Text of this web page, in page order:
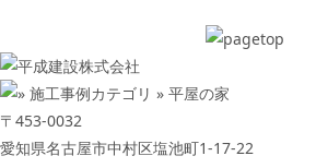
〒453-0032
愛知県名古屋市中村区塩池町1-17-22